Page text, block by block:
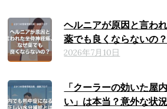
ヘルニアが原因と言わ
薬でも良くならないの？
2026年7月10日
「クーラーの効いた屋
い」は本当？意外な状